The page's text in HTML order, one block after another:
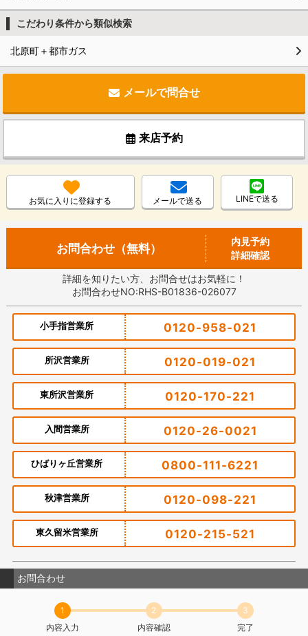
こだわり条件から類似検索
北原町＋都市ガス
メールで問合せ
来店予約
お気に入りに登録する メールで送る LINEで送る
お問合わせ（無料）
内見予約
詳細確認
詳細を知りたい方、お問合せはお気軽に！
お問合わせNO:RHS-B01836-026077
小手指営業所 0120-958-021
所沢営業所 0120-019-021
東所沢営業所 0120-170-221
入間営業所 0120-26-0021
ひばりヶ丘営業所 0800-111-6221
秋津営業所 0120-098-221
東久留米営業所 0120-215-521
お問合わせ
1
内容入力
2
内容確認
3
完了